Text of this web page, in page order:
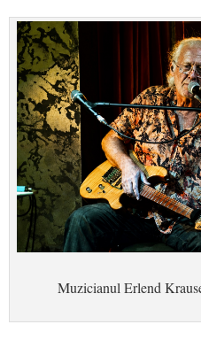
Muzicianul Erlend